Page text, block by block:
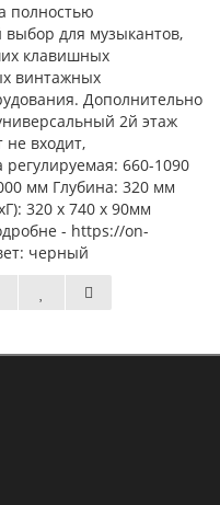
полностью
для музыкантов,
клавишных
винтажных
Дополнительно
2й этаж
не входит,
регулируемая: 660-1090
мм Глубина: 320 мм
320 х 740 х 90мм
- https://on-
черный